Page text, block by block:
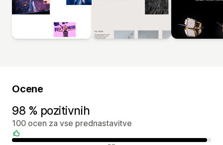
Ocene
98 % pozitivnih
100 ocen za vse prednastavitve